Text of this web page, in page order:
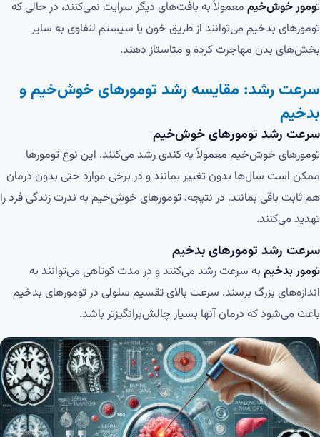
تومور خوش‌خیم معمولاً به بافت‌های دیگر سرایت نمی‌کنند، در حالی که
تومورهای بدخیم می‌توانند از طریق خون یا سیستم لنفاوی به سایر
بخش‌های بدن مهاجرت کرده و متاستاز دهند.
سرعت رشد: مقایسه رشد تومورهای خوش‌خیم و
بدخیم
سرعت رشد تومورهای خوش‌خیم
تومورهای خوش‌خیم معمولاً به کندی رشد می‌کنند. این نوع تومورها
ممکن است سال‌ها بدون تغییر بمانند و در برخی موارد حتی بدون درمان
هم ثابت باقی بمانند. در نتیجه، تومورهای خوش‌خیم به ندرت زندگی فرد را
تهدید می‌کنند.
سرعت رشد تومورهای بدخیم
تومور بدخیم به سرعت رشد می‌کنند و در مدت کوتاهی می‌توانند به
اندازه‌های بزرگ برسند. سرعت بالای تقسیم سلولی در تومورهای بدخیم
باعث می‌شود که درمان آنها بسیار چالش‌برانگیزتر باشد.